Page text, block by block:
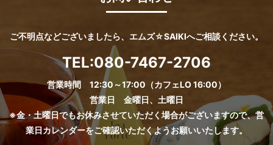
ご不明点などございましたら、エムズ☆SAIKIへご相談ください。
TEL:080-7467-2706
営業時間 12:30～17:00（カフェLO 16:00）
営業日 金曜日、土曜日
※金・土曜日でもお休みさせていただく場合がございますので、営
業日カレンダーをご確認いただくようお願いいたします。